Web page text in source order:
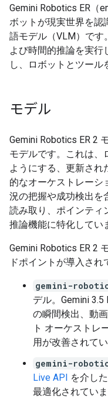
Gemini Robotics ER（
ボットが現実世界を認
語モデル（VLM）です
よび時間的推論を実
し、ロボットとツール
モデル
Gemini Robotics ER 2
モデルです。これは、
ようにする、更新さ
的なオーケストレーシ
況の把握や成功検出を
読み取り、ポインティ
推論機能に特化してい
Gemini Robotics ER 2
ドポイントが導入され
gemini-
デル。Gemini
の瞬間検出、動
ト オーケストレ
用が改善されてい
gemini-
Live API を介し
最適化されてい